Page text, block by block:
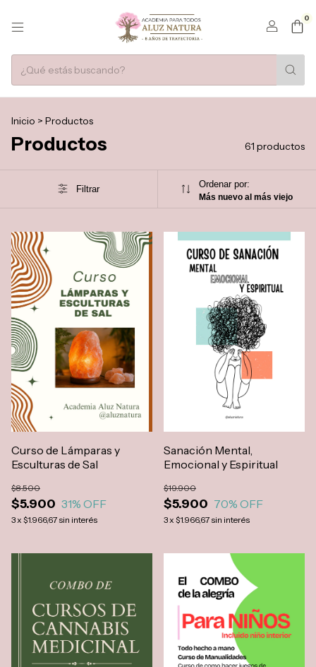
0
Inicio > Productos
Productos 61 productos
Filtrar Ordenar por:
Más nuevo al más viejo
Curso de Lámparas y
Esculturas de Sal
$5.900
$8.500
31% OFF
3 x $1.966,67sin interés
Sanación Mental,
Emocional y Espiritual
$5.900
$19.900
70% OFF
3 x $1.966,67sin interés